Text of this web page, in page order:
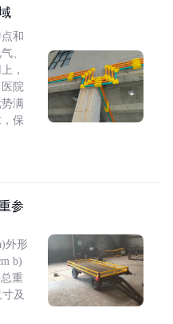
和
、
，
院
满
保
参
外形
b)
重
及